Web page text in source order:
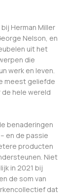
Herman Miller
Nelson, en
uit het
die
werk en leven.
meest geliefde
de hele wereld
benaderingen
en de passie
producten
Niet
in 2021 bij
de som van
dat